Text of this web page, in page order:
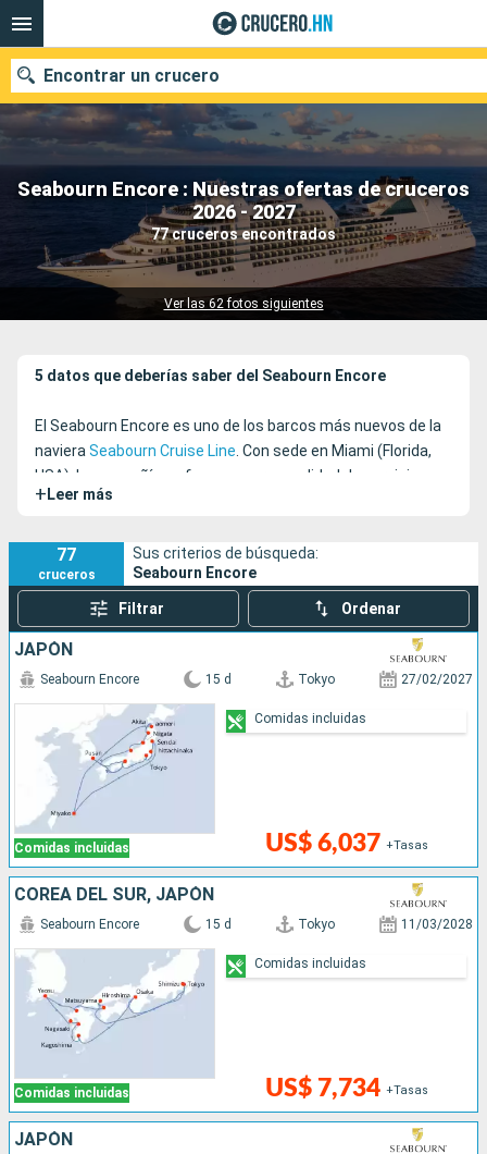
Seabourn Encore : Nuestras ofertas de cruceros
2026 - 2027
77 cruceros encontrados
Ver las 62 fotos siguientes
Encontrar un crucero
Nuestros destinos
Fecha de salida
5 datos que deberías saber del Seabourn Encore
El Seabourn Encore es uno de los barcos más nuevos de la
navieraSeabourn Cruise Line. Con sede en Miami (Florida,
USA), la compañía es famosa por su calidad de servicio y
sus lujosos barcos. Inaugurado en 2.016, el Seabourn
del Seabourn Ovation y su particularidad es que todos los
camarotes son suites equipadas con balcón.
+ Leer más
77
cruceros
Sus criterios de búsqueda:
Seabourn Encore
Filtrar Ordenar
JAPÓN
Comidas incluidas
Seabourn Encore 15 d Tokyo 27/02/2027
US$ 6,037 +Tasas
Comidas incluidas
COREA DEL SUR, JAPÓN
Comidas incluidas
Seabourn Encore 15 d Tokyo 11/03/2028
US$ 7,734 +Tasas
Comidas incluidas
JAPÓN